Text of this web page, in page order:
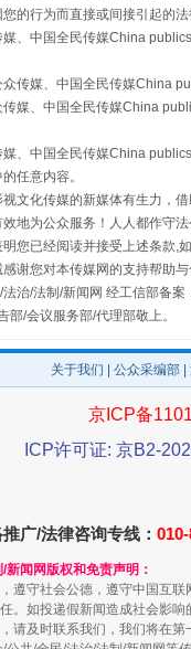
了！等你上场
在茂县开幕
的行为而直接或间接引起的法
、中国全民传媒China
众传媒、中国全民传媒China
媒、中国全民传媒China
、中国全民传媒China
任意内容。
文化传媒的新媒体有生力，
地为公众服务！人人都作守法
您已经阅读并接受上述条款
谢您对本传媒网的支持帮助
治/法制/新闻网 经工信部备
/会议服务部/代理部敬上。
关于我们 公众采编部
京ICP备
ICP许可证: 京B2-
广/法律咨询专线：
闻网版权和免责声明：
遵守社会公德，遵守中国互
。如投递假新闻造成社会影
请及时联系我们，我们将在